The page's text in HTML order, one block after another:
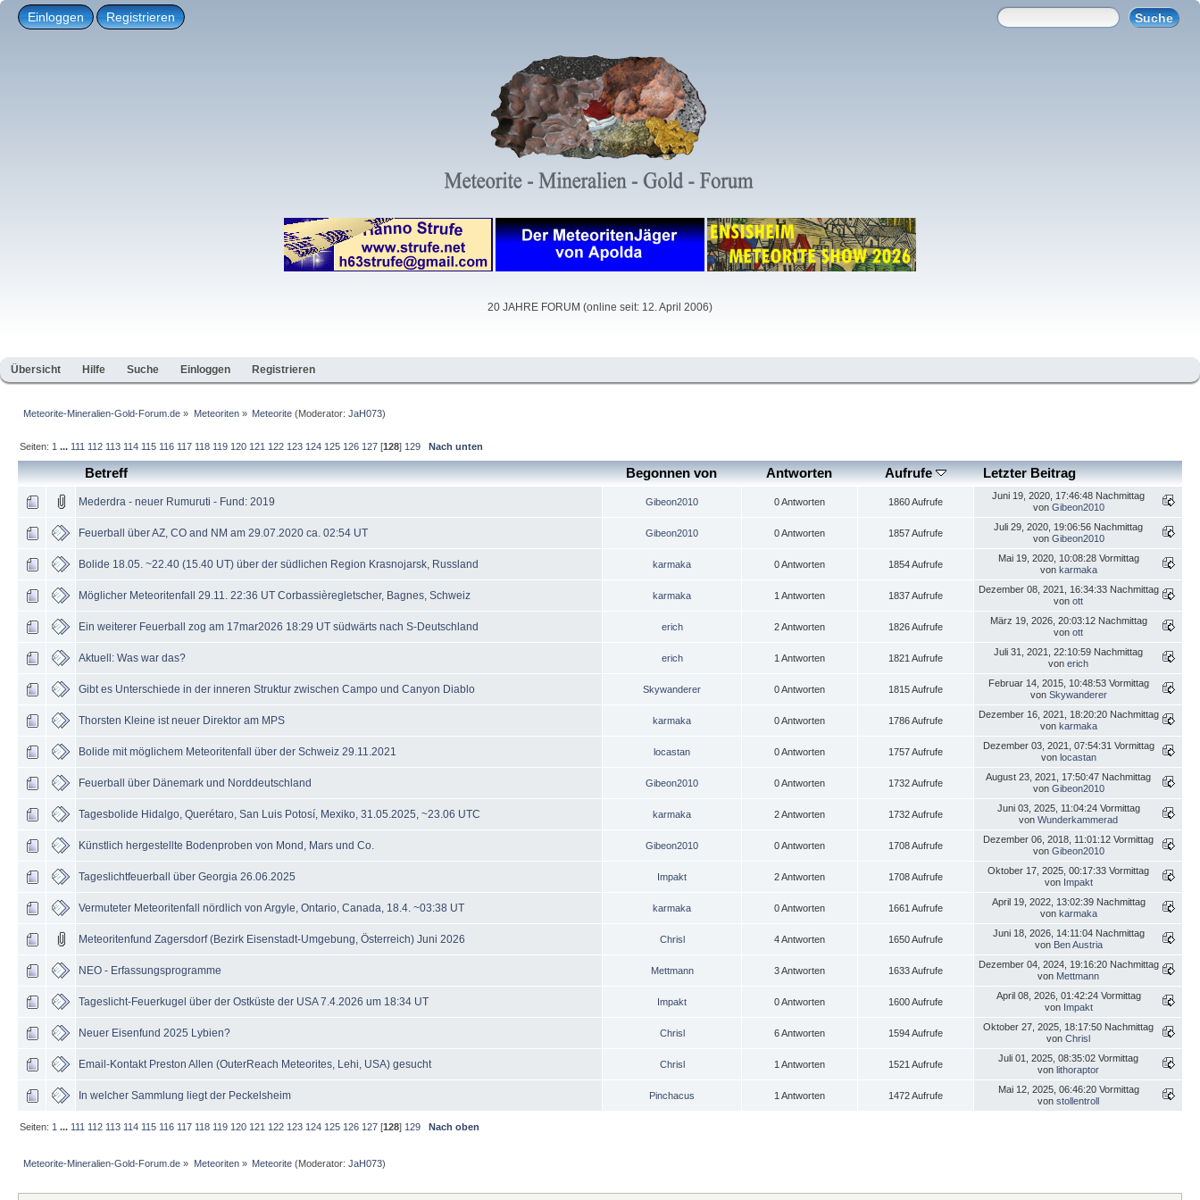
Einloggen Registrieren
20 JAHRE FORUM (online seit: 12. April 2006)
Übersicht Hilfe Suche Einloggen Registrieren
Meteorite-Mineralien-Gold-Forum.de » Meteoriten» Meteorite(Moderator: JaH073)
Seiten: 1 ... 111 112 113 114 115 116 117 118 119 120 121 122 123 124 125 126 127 [128] 129 Nach unten
Betreff Begonnen von Antworten Aufrufe Letzter Beitrag
Mederdra - neuer Rumuruti - Fund: 2019 Gibeon2010 0 Antworten 1860 Aufrufe
Juni 19, 2020, 17:46:48 Nachmittag
von Gibeon2010
Feuerball über AZ, CO and NM am 29.07.2020 ca. 02:54 UT Gibeon2010 0 Antworten 1857 Aufrufe
Juli 29, 2020, 19:06:56 Nachmittag
von Gibeon2010
Bolide 18.05. ~22.40 (15.40 UT) über der südlichen Region Krasnojarsk, Russland karmaka 0 Antworten 1854 Aufrufe
Mai 19, 2020, 10:08:28 Vormittag
von karmaka
Möglicher Meteoritenfall 29.11. 22:36 UT Corbassièregletscher, Bagnes, Schweiz karmaka 1 Antworten 1837 Aufrufe
Dezember 08, 2021, 16:34:33 Nachmittag
von ott
Ein weiterer Feuerball zog am 17mar2026 18:29 UT südwärts nach S-Deutschland erich 2 Antworten 1826 Aufrufe
März 19, 2026, 20:03:12 Nachmittag
von ott
Aktuell: Was war das? erich 1 Antworten 1821 Aufrufe
Juli 31, 2021, 22:10:59 Nachmittag
von erich
Gibt es Unterschiede in der inneren Struktur zwischen Campo und Canyon Diablo Skywanderer 0 Antworten 1815 Aufrufe
Februar 14, 2015, 10:48:53 Vormittag
von Skywanderer
Thorsten Kleine ist neuer Direktor am MPS karmaka 0 Antworten 1786 Aufrufe
Dezember 16, 2021, 18:20:20 Nachmittag
von karmaka
Bolide mit möglichem Meteoritenfall über der Schweiz 29.11.2021 locastan 0 Antworten 1757 Aufrufe
Dezember 03, 2021, 07:54:31 Vormittag
von locastan
Feuerball über Dänemark und Norddeutschland Gibeon2010 0 Antworten 1732 Aufrufe
August 23, 2021, 17:50:47 Nachmittag
von Gibeon2010
Tagesbolide Hidalgo, Querétaro, San Luis Potosí, Mexiko, 31.05.2025, ~23.06 UTC karmaka 2 Antworten 1732 Aufrufe
Juni 03, 2025, 11:04:24 Vormittag
von Wunderkammerad
Künstlich hergestellte Bodenproben von Mond, Mars und Co. Gibeon2010 0 Antworten 1708 Aufrufe
Dezember 06, 2018, 11:01:12 Vormittag
von Gibeon2010
Tageslichtfeuerball über Georgia 26.06.2025 Impakt 2 Antworten 1708 Aufrufe
Oktober 17, 2025, 00:17:33 Vormittag
von Impakt
Vermuteter Meteoritenfall nördlich von Argyle, Ontario, Canada, 18.4. ~03:38 UT karmaka 0 Antworten 1661 Aufrufe
April 19, 2022, 13:02:39 Nachmittag
von karmaka
Meteoritenfund Zagersdorf (Bezirk Eisenstadt-Umgebung, Österreich) Juni 2026 Chrisl 4 Antworten 1650 Aufrufe
Juni 18, 2026, 14:11:04 Nachmittag
von Ben Austria
NEO - Erfassungsprogramme Mettmann 3 Antworten 1633 Aufrufe
Dezember 04, 2024, 19:16:20 Nachmittag
von Mettmann
Tageslicht-Feuerkugel über der Ostküste der USA 7.4.2026 um 18:34 UT Impakt 0 Antworten 1600 Aufrufe
April 08, 2026, 01:42:24 Vormittag
von Impakt
Neuer Eisenfund 2025 Lybien? Chrisl 6 Antworten 1594 Aufrufe
Oktober 27, 2025, 18:17:50 Nachmittag
von Chrisl
Email-Kontakt Preston Allen (OuterReach Meteorites, Lehi, USA) gesucht Chrisl 1 Antworten 1521 Aufrufe
Juli 01, 2025, 08:35:02 Vormittag
von lithoraptor
In welcher Sammlung liegt der Peckelsheim Pinchacus 1 Antworten 1472 Aufrufe
Mai 12, 2025, 06:46:20 Vormittag
von stollentroll
Seiten: 1 ... 111 112 113 114 115 116 117 118 119 120 121 122 123 124 125 126 127 [128] 129 Nach oben
Meteorite-Mineralien-Gold-Forum.de » Meteoriten» Meteorite(Moderator: JaH073)